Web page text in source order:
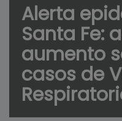
Alerta
Santa Fe:
aumento
casos de